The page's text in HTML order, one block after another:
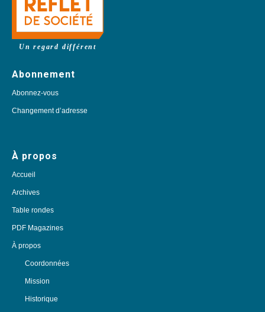
Un regard différent
Abonnement
Abonnez-vous
Changement d’adresse
À propos
Accueil
Archives
Table rondes
PDF Magazines
À propos
Coordonnées
Mission
Historique